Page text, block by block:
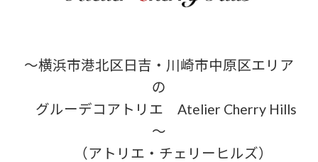
～横浜市港北区日吉・川崎市中原区エリア
の
グルーデコアトリエ Atelier Cherry Hills
～
（アトリエ・チェリーヒルズ）